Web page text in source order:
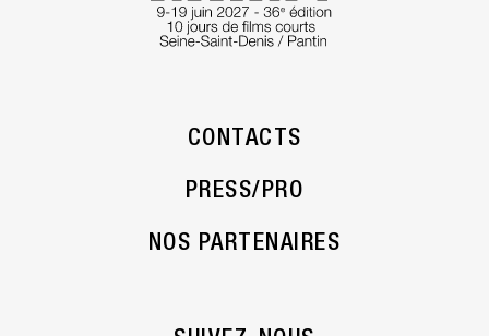
CONTACTS
PRESS/PRO
NOS PARTENAIRES